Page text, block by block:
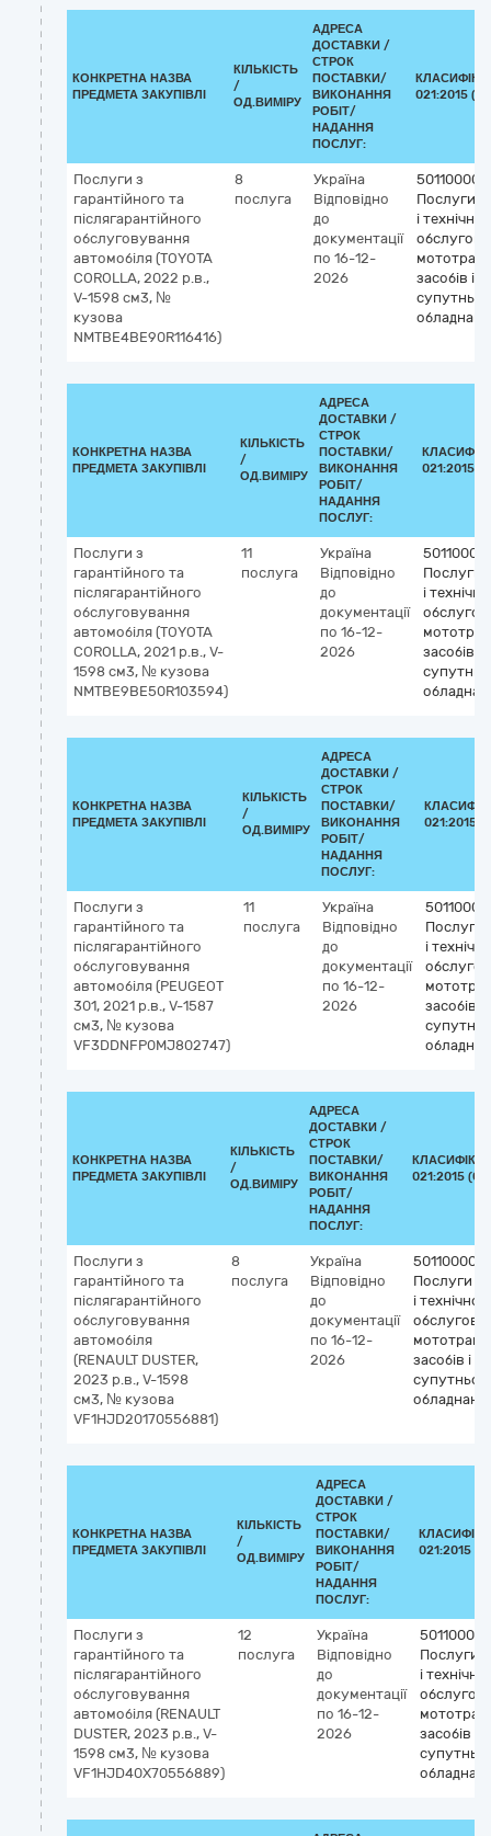
КОНКРЕТНА НАЗВА
ПРЕДМЕТА ЗАКУПІВЛІ
КІЛЬКІСТЬ
/
ОД.ВИМІРУ
АДРЕСА
ДОСТАВКИ /
СТРОК
ПОСТАВКИ/
ВИКОНАННЯ
РОБІТ/
НАДАННЯ
ПОСЛУГ:
021:2015
Послуги з
гарантійного та
післягарантійного
обслуговування
автомобіля (TOYOTA
COROLLA, 2022 р.в.,
V-1598 см3, №
кузова
NMTBE4BE90R116416)
8
послуга
Україна
Відповідно
до
документації
по 16-12-
2026
50110000-
Послуги
і
засобів і
КОНКРЕТНА НАЗВА
ПРЕДМЕТА ЗАКУПІВЛІ
КІЛЬКІСТЬ
/
ОД.ВИМІРУ
АДРЕСА
ДОСТАВКИ /
СТРОК
ПОСТАВКИ/
ВИКОНАННЯ
РОБІТ/
НАДАННЯ
ПОСЛУГ:
021:2015
Послуги з
гарантійного та
післягарантійного
обслуговування
автомобіля (TOYOTA
COROLLA, 2021 р.в., V-
1598 см3, № кузова
NMTBE9BE50R103594)
11
послуга
Україна
Відповідно
до
документації
по 16-12-
2026
Послуги
і
засобів і
КОНКРЕТНА НАЗВА
ПРЕДМЕТА ЗАКУПІВЛІ
КІЛЬКІСТЬ
/
ОД.ВИМІРУ
АДРЕСА
ДОСТАВКИ /
СТРОК
ПОСТАВКИ/
ВИКОНАННЯ
РОБІТ/
НАДАННЯ
ПОСЛУГ:
021:2015
Послуги з
гарантійного та
післягарантійного
обслуговування
автомобіля (PEUGEOT
301, 2021 р.в., V-1587
см3, № кузова
VF3DDNFP0MJ802747)
11
послуга
Україна
Відповідно
до
документації
по 16-12-
2026
Послуги
і
засобів і
КОНКРЕТНА НАЗВА
ПРЕДМЕТА ЗАКУПІВЛІ
КІЛЬКІСТЬ
/
ОД.ВИМІРУ
АДРЕСА
ДОСТАВКИ /
СТРОК
ПОСТАВКИ/
ВИКОНАННЯ
РОБІТ/
НАДАННЯ
ПОСЛУГ:
021:2015
Послуги з
гарантійного та
післягарантійного
обслуговування
автомобіля
(RENAULT DUSTER,
2023 р.в., V-1598
см3, № кузова
VF1HJD20170556881)
8
послуга
Україна
Відповідно
до
документації
по 16-12-
2026
50110000-9
Послуги з
і
засобів і
КОНКРЕТНА НАЗВА
ПРЕДМЕТА ЗАКУПІВЛІ
КІЛЬКІСТЬ
/
ОД.ВИМІРУ
АДРЕСА
ДОСТАВКИ /
СТРОК
ПОСТАВКИ/
ВИКОНАННЯ
РОБІТ/
НАДАННЯ
ПОСЛУГ:
021:2015
Послуги з
гарантійного та
післягарантійного
обслуговування
автомобіля (RENAULT
DUSTER, 2023 р.в., V-
1598 см3, № кузова
VF1HJD40X70556889)
12
послуга
Україна
Відповідно
до
документації
по 16-12-
2026
Послуги
і
засобів і